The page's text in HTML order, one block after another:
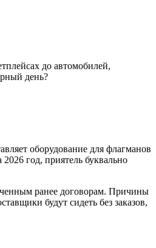
до автомобилей,
день?
оборудование для флагманов
год, приятель буквально
ранее договорам. Причины
будут сидеть без заказов,